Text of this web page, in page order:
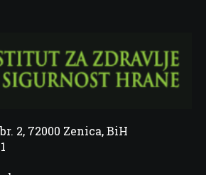
2, 72000 Zenica, BiH